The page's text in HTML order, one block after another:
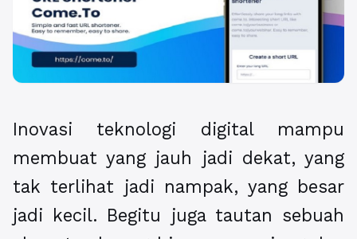
Inovasi teknologi digital mampu
membuat yang jauh jadi dekat, yang
tak terlihat jadi nampak, yang besar
jadi kecil. Begitu juga tautan sebuah